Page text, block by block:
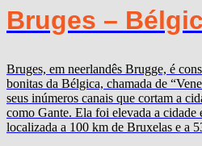
Bruges –
Bruges, em neerlandês Brugge, é
bonitas da Bélgica, chamada de
seus inúmeros canais que cortam a
como Gante. Ela foi elevada a cidade
localizada a 100 km de Bruxelas e a